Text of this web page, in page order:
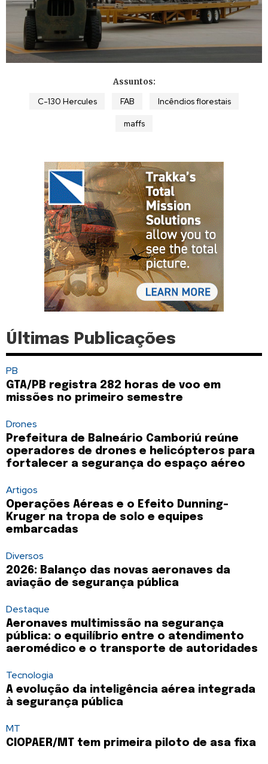
Assuntos:
C-130 Hercules FAB Incêndios florestais
maffs
Últimas Publicações
PB
GTA/PB registra 282 horas de voo em
missões no primeiro semestre
Drones
Prefeitura de Balneário Camboriú reúne
operadores de drones e helicópteros para
fortalecer a segurança do espaço aéreo
Artigos
Operações Aéreas e o Efeito Dunning-
Kruger na tropa de solo e equipes
embarcadas
Diversos
2026: Balanço das novas aeronaves da
aviação de segurança pública
Destaque
Aeronaves multimissão na segurança
pública: o equilíbrio entre o atendimento
aeromédico e o transporte de autoridades
Tecnologia
A evolução da inteligência aérea integrada
à segurança pública
MT
CIOPAER/MT tem primeira piloto de asa fixa